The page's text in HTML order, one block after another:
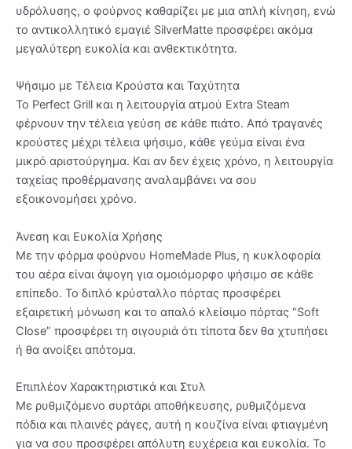
υδρόλυσης, ο φούρνος καθαρίζει με μια απλή κίνηση, ενώ
το αντικολλητικό εμαγιέ SilverMatte προσφέρει ακόμα
μεγαλύτερη ευκολία και ανθεκτικότητα.
Ψήσιμο με Τέλεια Κρούστα και Ταχύτητα
Το Perfect Grill και η λειτουργία ατμού Extra Steam
φέρνουν την τέλεια γεύση σε κάθε πιάτο. Από τραγανές
κρούστες μέχρι τέλεια ψήσιμο, κάθε γεύμα είναι ένα
μικρό αριστούργημα. Και αν δεν έχεις χρόνο, η λειτουργία
ταχείας προθέρμανσης αναλαμβάνει να σου
εξοικονομήσει χρόνο.
Άνεση και Ευκολία Χρήσης
Με την φόρμα φούρνου HomeMade Plus, η κυκλοφορία
του αέρα είναι άψογη για ομοιόμορφο ψήσιμο σε κάθε
επίπεδο. Το διπλό κρύσταλλο πόρτας προσφέρει
εξαιρετική μόνωση και το απαλό κλείσιμο πόρτας “Soft
Close” προσφέρει τη σιγουριά ότι τίποτα δεν θα χτυπήσει
ή θα ανοίξει απότομα.
Επιπλέον Χαρακτηριστικά και Στυλ
Με ρυθμιζόμενο συρτάρι αποθήκευσης, ρυθμιζόμενα
πόδια και πλαινές ράγες, αυτή η κουζίνα είναι φτιαγμένη
για να σου προσφέρει απόλυτη ευχέρεια και ευκολία. Το